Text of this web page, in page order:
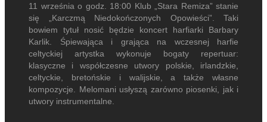
11 września o godz. 18:00 Klub „Stara Remiza” stanie
się „Karczmą Niedokończonych Opowieści”. Taki
bowiem tytuł nosić będzie koncert harfiarki Barbary
Karlik. Śpiewająca i grająca na wczesnej harfie
celtyckiej artystka wykonuje bogaty repertuar:
klasyczne i współczesne utwory polskie, irlandzkie,
celtyckie, bretońskie i walijskie, a także własne
kompozycje. Melomani usłyszą zarówno piosenki, jak i
utwory instrumentalne.